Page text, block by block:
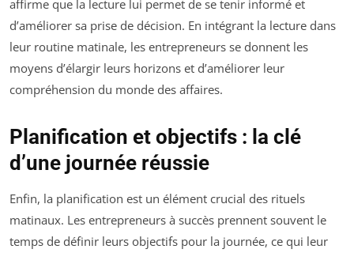
affirme que la lecture lui permet de se tenir informé et
d’améliorer sa prise de décision. En intégrant la lecture dans
leur routine matinale, les entrepreneurs se donnent les
moyens d’élargir leurs horizons et d’améliorer leur
compréhension du monde des affaires.
Planification et objectifs : la clé
d’une journée réussie
Enfin, la planification est un élément crucial des rituels
matinaux. Les entrepreneurs à succès prennent souvent le
temps de définir leurs objectifs pour la journée, ce qui leur